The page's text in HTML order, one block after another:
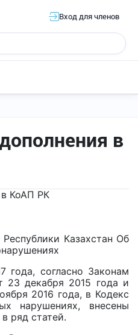
Вход для членов
в
КоАП РК
Казахстан Об
согласно Законам
23 декабря 2015 года и
2016 года, в Кодекс
нарушениях, внесены
ряд статей.